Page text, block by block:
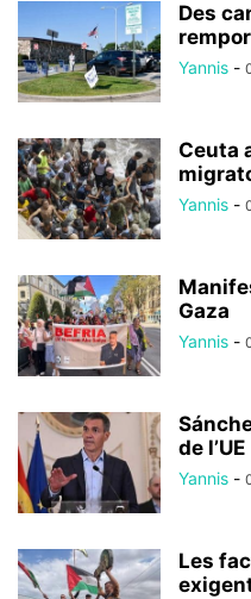
Des
Yannis -
Ceuta
Yannis -
Gaza
Yannis -
de l’UE
Yannis -
Les